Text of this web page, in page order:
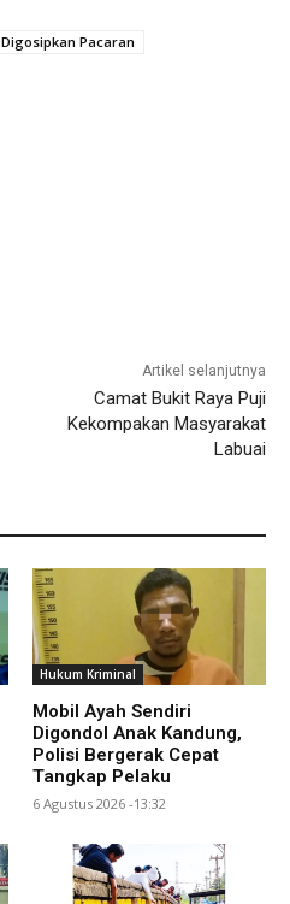
Digosipkan Pacaran
Artikel selanjutnya
Camat Bukit Raya Puji
Kekompakan Masyarakat
Labuai
Hukum Kriminal
Mobil Ayah Sendiri
Digondol Anak Kandung,
Polisi Bergerak Cepat
Tangkap Pelaku
6 Agustus 2026 -13:32